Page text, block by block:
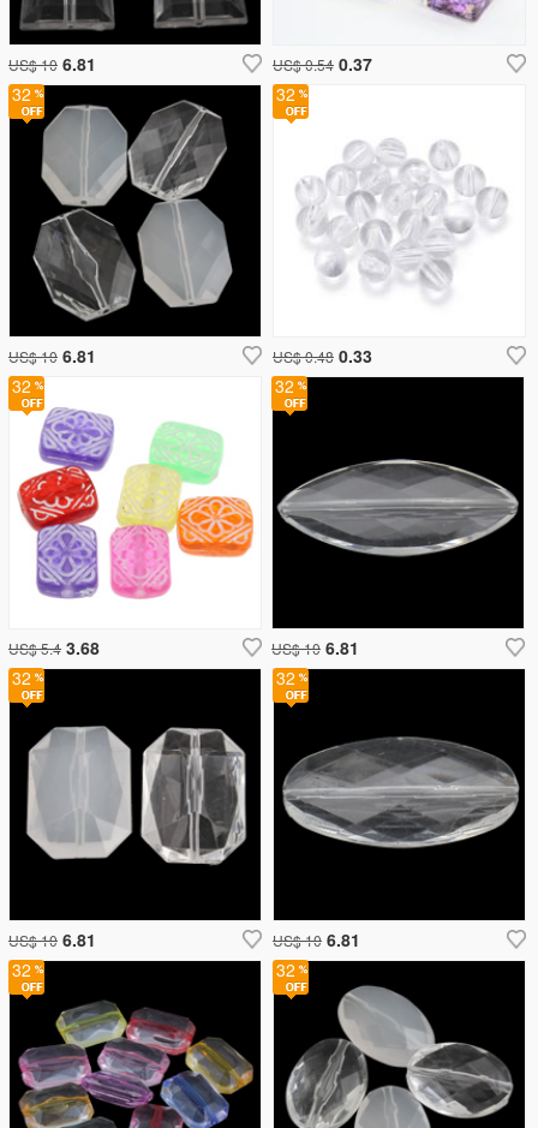
32
US$ 10 6.81
US$ 10 6.81
32
US$ 0.48 0.33
US$ 0.54 0.37
32
32
US$ 5.4 3.68
32
32
US$ 10 6.81
32
US$ 10 6.81
32
US$ 10 6.81